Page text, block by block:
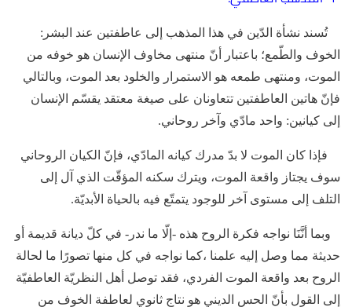
تُسند نشأة الدّين في هذا المذهب إلى عاطفتين عند البشر:
الخوف والطّمع؛ باعتبار أنّ منتهى مخاوف الإنسان هو خوفه من
الموت، ومنتهى طمعه هو الاستمرار والخلود بعد الموت، وبالتالي
فإنّ هاتين العاطفتين تتعاونان على صيغة معتقد يقسّم الإنسان
إلى كيانين: واحد مادّي وآخر روحاني.
فإذا كان الموت لا بدّ مدرك كيانه المادّي، فإنّ الكيان الروحاني
سوف يجتاز واقعة الموت، ويترك سكنه المؤقّت الذي آل إلى
التلف إلى مستوى آخر للوجود يتمتّع فيه بالحياة الأبديّة.
وبما أنَّنَا نواجه فكرة الروح هذه -إلّا ما ندر- في كلّ ديانة قديمة أو
حديثة مما وصل إليه علمنا ،كما نواجه في كل منها تصورًا ما لحالة
الروح بعد واقعة الموت الفردي، فقد توصل أهل النظريّة العاطفيّة
إلى القول بأنّ الحس الديني هو نتاج ثانوي لعاطفة الخوف من